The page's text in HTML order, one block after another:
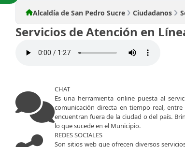
Alcaldía de San Pedro Sucre Ciudadanos
Servicios de Atención en
CHAT​​
Es una herramienta online puesta al
comunicación directa en tiempo real,
encuentran fuera de la ciudad o del país.
lo que sucede en el Municipio.
REDES SOCIALES
Son sitios web que ofrecen diversos